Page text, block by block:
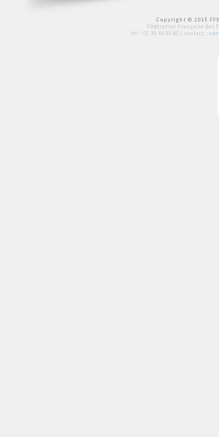
Copyright © 2015
Fédération Française des
tél : 01 39 44 65 80 | contact :